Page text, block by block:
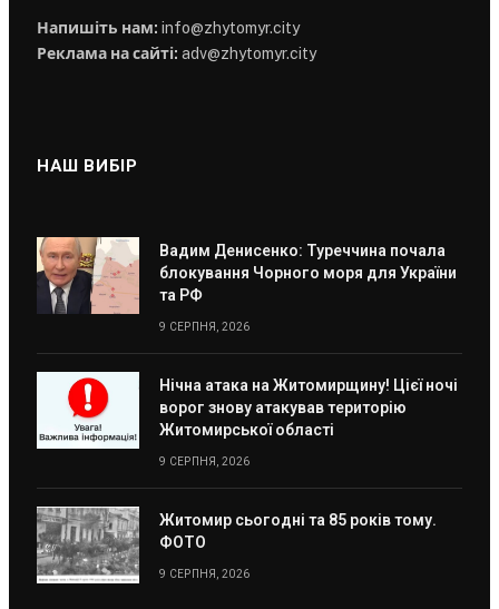
Напишіть нам: info@zhytomyr.city
Реклама на сайті: adv@zhytomyr.city
НАШ ВИБІР
Вадим Денисенко: Туреччина почала
блокування Чорного моря для України
та РФ
9 СЕРПНЯ, 2026
Нічна атака на Житомирщину! Цієї ночі
ворог знову атакував територію
Житомирської області
9 СЕРПНЯ, 2026
Житомир сьогодні та 85 років тому.
ФОТО
9 СЕРПНЯ, 2026